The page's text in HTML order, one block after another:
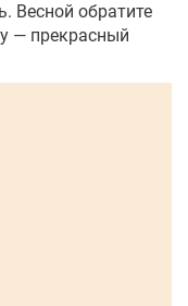
Весной обратите
— прекрасный